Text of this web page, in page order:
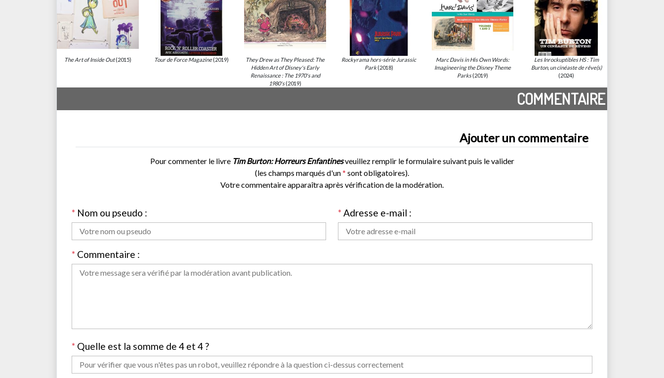
The Art of Inside Out(2015) Tour de Force Magazine(2019)
They Drew as They Pleased: The
Hidden Art of Disney's Early
Renaissance : The 1970's and
1980's(2019)
Rockyrama hors-série Jurassic
Park(2018)
Marc Davis in His Own Words:
Imagineering the Disney Theme
Parks(2019)
Les Inrockuptibles HS : Tim
Burton, un cinéaste de rêve(s)
(2024)
COMMENTAIRE
Ajouter un commentaire
Pour commenter le livre Tim Burton: Horreurs Enfantinesveuillez remplir le formulaire suivant puis le valider
(les champs marqués d'un* sont obligatoires).
Votre commentaire apparaîtra après vérification de la modération.
* Nom ou pseudo : *Adresse e-mail :
* Commentaire :
* Quelle est la somme de 4 et 4 ?